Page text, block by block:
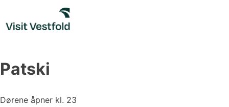
content
Patski
Dørene åpner kl. 23